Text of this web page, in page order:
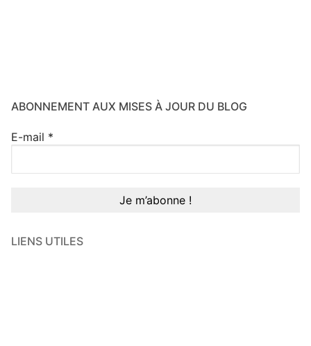
ABONNEMENT AUX MISES À JOUR DU BLOG
E-mail *
LIENS UTILES